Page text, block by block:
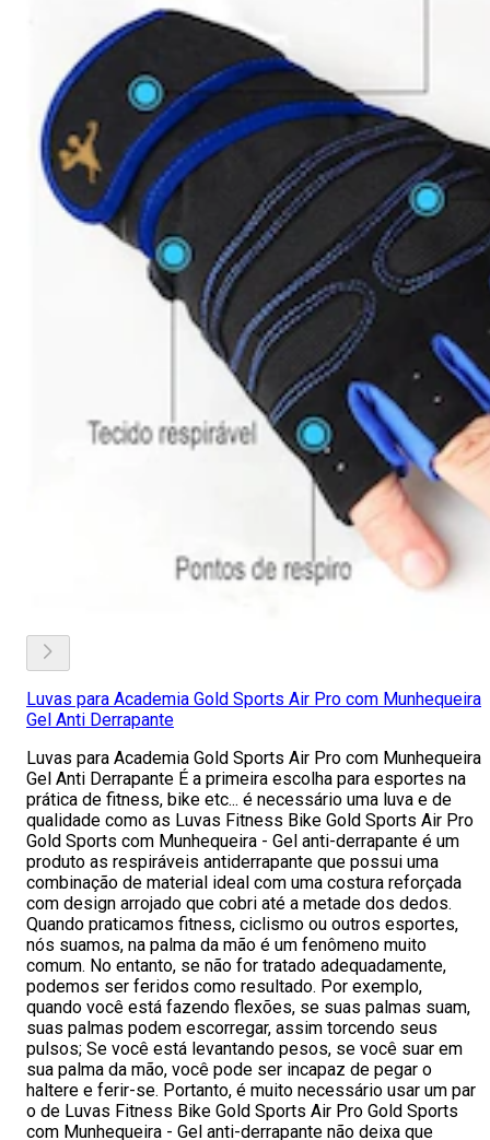
Luvas para Academia Gold Sports Air Pro com Munhequeira
Gel Anti Derrapante
Luvas para Academia Gold Sports Air Pro com Munhequeira
Gel Anti Derrapante É a primeira escolha para esportes na
prática de fitness, bike etc... é necessário uma luva e de
qualidade como as Luvas Fitness Bike Gold Sports Air Pro
Gold Sports com Munhequeira - Gel anti-derrapante é um
produto as respiráveis antiderrapante que possui uma
combinação de material ideal com uma costura reforçada
com design arrojado que cobri até a metade dos dedos.
Quando praticamos fitness, ciclismo ou outros esportes,
nós suamos, na palma da mão é um fenômeno muito
comum. No entanto, se não for tratado adequadamente,
podemos ser feridos como resultado. Por exemplo,
quando você está fazendo flexões, se suas palmas suam,
suas palmas podem escorregar, assim torcendo seus
pulsos; Se você está levantando pesos, se você suar em
sua palma da mão, você pode ser incapaz de pegar o
haltere e ferir-se. Portanto, é muito necessário usar um par
o de Luvas Fitness Bike Gold Sports Air Pro Gold Sports
com Munhequeira - Gel anti-derrapante não deixa que